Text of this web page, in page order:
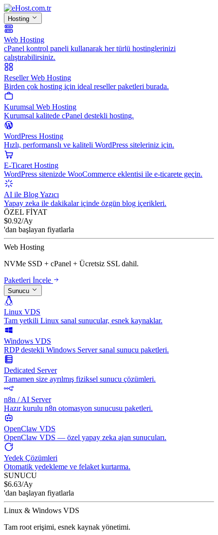
Hosting
Web Hosting
cPanel kontrol paneli kullanarak her türlü hostinglerinizi
çalıştırabilirsiniz.
Reseller Web Hosting
Birden çok hosting için ideal reseller paketleri burada.
Kurumsal Web Hosting
Kurumsal kalitede cPanel destekli hosting.
WordPress Hosting
Hızlı, performanslı ve kaliteli WordPress siteleriniz için.
E-Ticaret Hosting
WordPress sitenizde WooCommerce eklentisi ile e-ticarete geçin.
AI ile Blog Yazıcı
Yapay zeka ile dakikalar içinde özgün blog içerikleri.
ÖZEL FİYAT
$0.92/Ay
'dan başlayan fiyatlarla
Web Hosting
NVMe SSD + cPanel + Ücretsiz SSL dahil.
Paketleri İncele
Sunucu
Linux VDS
Tam yetkili Linux sanal sunucular, esnek kaynaklar.
Windows VDS
RDP destekli Windows Server sanal sunucu paketleri.
Dedicated Server
Tamamen size ayrılmış fiziksel sunucu çözümleri.
n8n / AI Server
Hazır kurulu n8n otomasyon sunucusu paketleri.
OpenClaw VDS
OpenClaw VDS — özel yapay zeka ajan sunucuları.
Yedek Çözümleri
Otomatik yedekleme ve felaket kurtarma.
SUNUCU
$6.63/Ay
'dan başlayan fiyatlarla
Linux & Windows VDS
Tam root erişimi, esnek kaynak yönetimi.